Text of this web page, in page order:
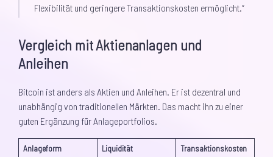
Flexibilität und geringere Transaktionskosten ermöglicht.“
Vergleich mit Aktienanlagen und
Anleihen
Bitcoin ist anders als Aktien und Anleihen. Er ist dezentral und
unabhängig von traditionellen Märkten. Das macht ihn zu einer
guten Ergänzung für Anlageportfolios.
Anlageform Liquidität
Transaktionskosten